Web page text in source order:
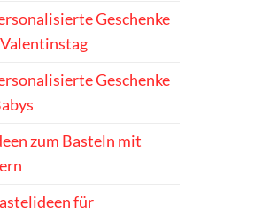
Geschenke
Geschenke
zum Basteln mit
für